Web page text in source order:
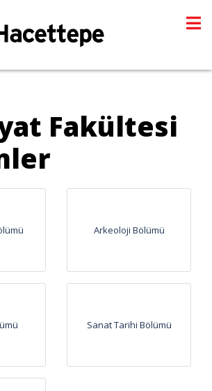
Fakültesi
Arkeoloji Bölümü
Sanat Tarihi Bölümü